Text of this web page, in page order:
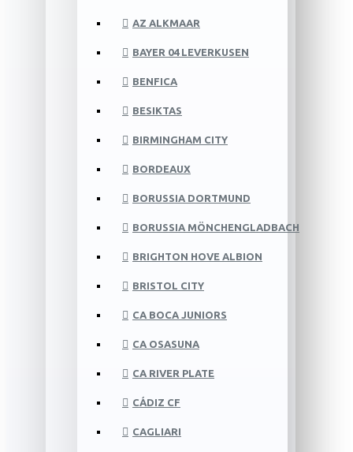
AZ ALKMAAR
BAYER 04 LEVERKUSEN
BENFICA
BESIKTAS
BIRMINGHAM CITY
BORDEAUX
BORUSSIA DORTMUND
BORUSSIA MÖNCHENGLADBACH
BRIGHTON HOVE ALBION
BRISTOL CITY
CA BOCA JUNIORS
CA OSASUNA
CA RIVER PLATE
CÁDIZ CF
CAGLIARI